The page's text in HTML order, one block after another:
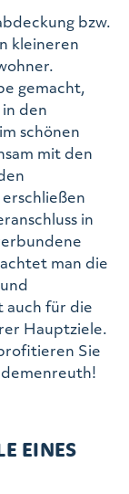
bzw.
kleineren
gemacht,
den
schönen
mit den
in
man die
auch für die
Hauptziele.
Sie
EINES